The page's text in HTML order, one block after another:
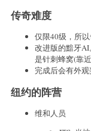
传奇难度
仅限40级，所以
改进版的黯牙
是针刺蜂窝(靠近
完成后会有外
纽约的阵营
维和人员